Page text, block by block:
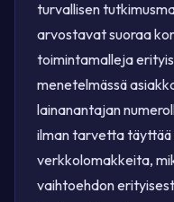
turvallisen
arvostavat suoraa
toimintamalleja
menetelmässä
lainanantajan
ilman tarvetta täyttää
verkkolomakkeita,
vaihtoehdon